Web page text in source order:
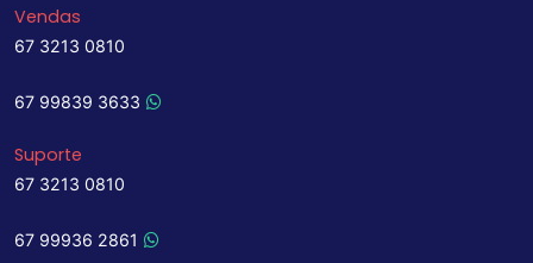
Vendas
67 3213 0810
67 99839 3633
Suporte
67 3213 0810
67 99936 2861